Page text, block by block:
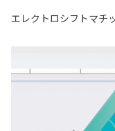
エレクトロシフトマチ